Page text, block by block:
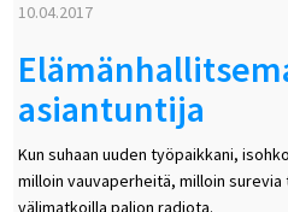
10.04.2017
asiantuntija
Kun suhaan uuden työpaikkani,
milloin vauvaperheitä, milloin surevia
välimatkoilla paljon radiota.